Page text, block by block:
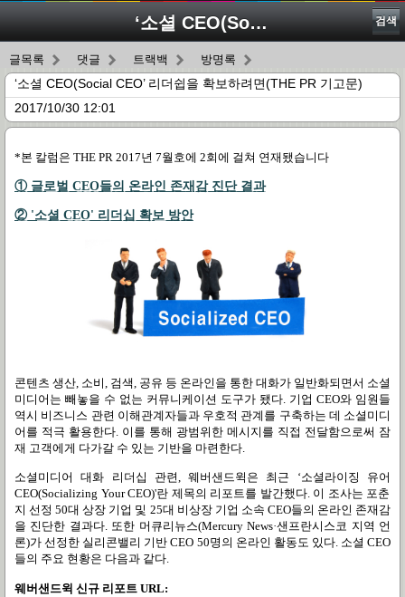
‘소셜 CEO(Social CEO’ 리더쉽을 확보하려면(THE PR 기고문) 검색
글목록 댓글 트랙백 방명록
‘소셜 CEO(Social CEO’ 리더쉽을 확보하려면(THE PR 기고문)
2017/10/30 12:01
*본 칼럼은 THE PR 2017년 7월호에 2회에 걸쳐 연재됐습니다
① 글로벌 CEO들의 온라인 존재감 진단 결과
② '소셜 CEO' 리더십 확보 방안
콘텐츠 생산, 소비, 검색, 공유 등 온라인을 통한 대화가 일반화되면서 소셜
미디어는 빼놓을 수 없는 커뮤니케이션 도구가 됐다. 기업 CEO와 임원들
역시 비즈니스 관련 이해관계자들과 우호적 관계를 구축하는 데 소셜미디
어를 적극 활용한다. 이를 통해 광범위한 메시지를 직접 전달함으로써 잠
재 고객에게 다가갈 수 있는 기반을 마련한다.
소셜미디어 대화 리더십 관련,웨버샌드윅은 최근 ‘소셜라이징 유어
CEO(Socializing Your CEO)'란 제목의 리포트를 발간했다. 이 조사는 포춘
지 선정 50대 상장 기업 및 25대 비상장 기업 소속 CEO들의 온라인 존재감
을 진단한 결과다. 또한 머큐리뉴스(Mercury News·샌프란시스코 지역 언
론)가 선정한 실리콘밸리 기반 CEO 50명의 온라인 활동도 있다. 소셜CEO
들의 주요 현황은 다음과 같다.
웨버샌드윅 신규 리포트 URL: